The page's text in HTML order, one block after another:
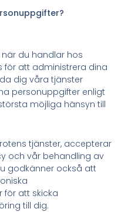
du handlar hos
för att administrera dina
dig våra tjänster
personuppgifter enligt
möjliga hänsyn till
tjänster, accepterar
och vår behandling av
godkänner också att
för att skicka
till dig.